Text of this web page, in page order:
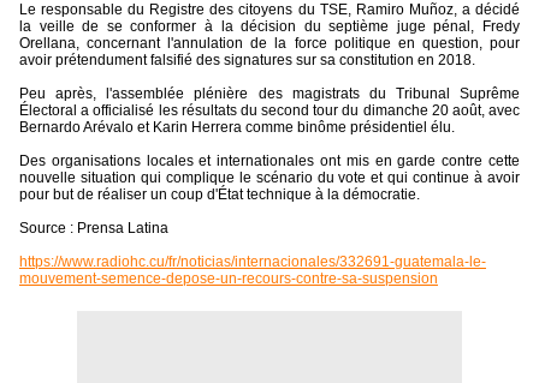
Le responsable du Registre des citoyens du TSE, Ramiro Muñoz, a décidé
la veille de se conformer à la décision du septième juge pénal, Fredy
Orellana, concernant l'annulation de la force politique en question, pour
avoir prétendument falsifié des signatures sur sa constitution en 2018.
Peu après, l'assemblée plénière des magistrats du Tribunal Suprême
Électoral a officialisé les résultats du second tour du dimanche 20 août, avec
Bernardo Arévalo et Karin Herrera comme binôme présidentiel élu.
Des organisations locales et internationales ont mis en garde contre cette
nouvelle situation qui complique le scénario du vote et qui continue à avoir
pour but de réaliser un coup d'État technique à la démocratie.
Source : Prensa Latina
https://www.radiohc.cu/fr/noticias/internacionales/332691-guatemala-le-
mouvement-semence-depose-un-recours-contre-sa-suspension